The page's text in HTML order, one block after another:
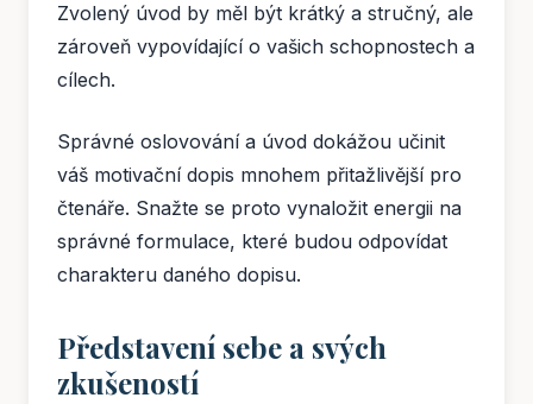
Zvolený úvod by měl být krátký a stručný, ale
zároveň vypovídající o vašich schopnostech a
cílech.
Správné oslovování a úvod dokážou učinit
váš motivační dopis mnohem přitažlivější pro
čtenáře. Snažte se proto vynaložit energii na
správné formulace, které budou odpovídat
charakteru daného dopisu.
Představení sebe a svých
zkušeností